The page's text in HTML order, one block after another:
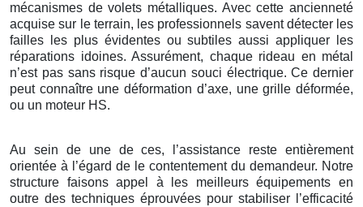
mécanismes de volets métalliques. Avec cette ancienneté
acquise sur le terrain, les professionnels savent détecter les
failles les plus évidentes ou subtiles aussi appliquer les
réparations idoines. Assurément, chaque rideau en métal
n’est pas sans risque d’aucun souci électrique. Ce dernier
peut connaître une déformation d’axe, une grille déformée,
ou un moteur HS.
Au sein de une de ces, l’assistance reste entièrement
orientée à l’égard de le contentement du demandeur. Notre
structure faisons appel à les meilleurs équipements en
outre des techniques éprouvées pour stabiliser l’efficacité